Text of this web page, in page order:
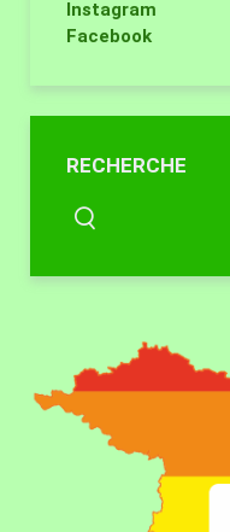
Instagram
Facebook
RECHERCHE